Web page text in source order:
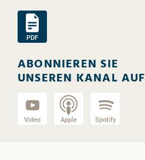
PDF
ABONNIEREN SIE
UNSEREN KANAL AUF
Video Apple Spotify